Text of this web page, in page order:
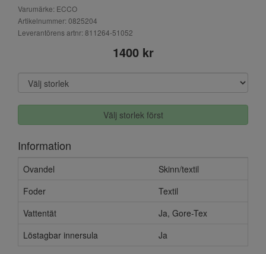
Varumärke: ECCO
Artikelnummer: 0825204
Leverantörens artnr: 811264-51052
1400 kr
Välj storlek först
Information
Ovandel
Skinn/textil
Foder
Textil
Vattentät
Ja, Gore-Tex
Löstagbar innersula
Ja